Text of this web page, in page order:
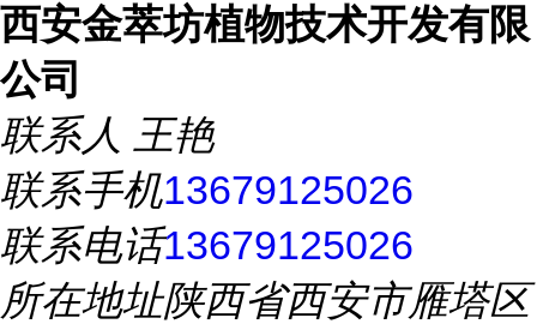
西安金萃坊植物技术开发有限
公司
联系人 王艳
联系手机13679125026
联系电话13679125026
所在地址陕西省西安市雁塔区